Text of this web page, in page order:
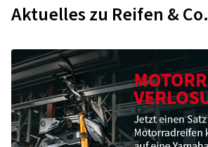
Aktuelles zu Reifen & Co.